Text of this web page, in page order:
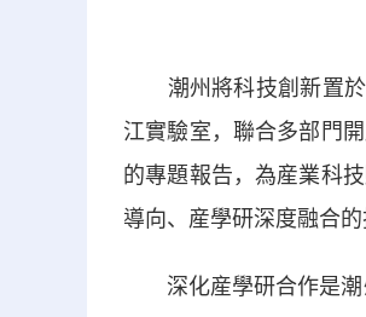
潮州將科技創新置於
江實驗室，聯合多部門
的專題報告，為産業科
導向、産學研深度融合的
深化産學研合作是潮